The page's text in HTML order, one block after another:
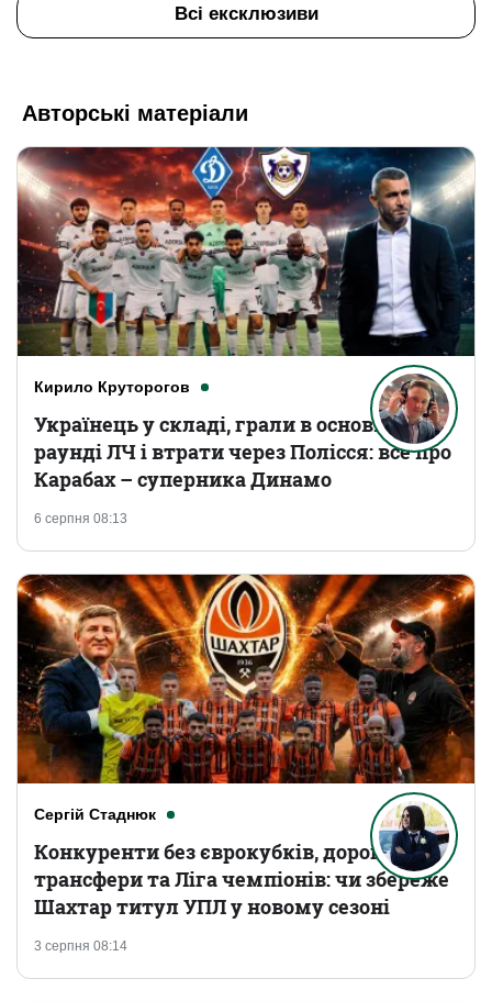
Всі ексклюзиви
Авторські матеріали
Кирило Круторогов
6 серпня 08:13
Українець у складі, грали в основному
раунді ЛЧ і втрати через Полісся: все про
Карабах – суперника Динамо
Сергій Стаднюк
3 серпня 08:14
Конкуренти без єврокубків, дорогі
трансфери та Ліга чемпіонів: чи збереже
Шахтар титул УПЛ у новому сезоні